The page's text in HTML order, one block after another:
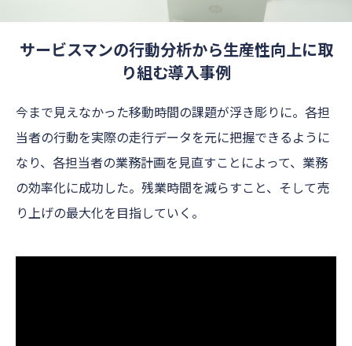
サービスマンの⾏動分析から⽣産性向上に取
り組む導⼊事例
今まで⾒えなかった移動時間の課題が浮き彫りに。各担
当者の⾏動を実際の⾛⾏データを元に把握できるように
なり、各担当者の業務計画を⾒直すことによって、業務
の効率化に成功した。残業時間を減らすこと、そして売
り上げの最⼤化を⽬指していく。